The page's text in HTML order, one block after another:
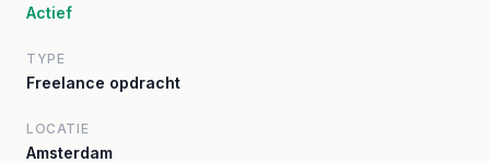
Actief
TYPE
Freelance opdracht
LOCATIE
Amsterdam